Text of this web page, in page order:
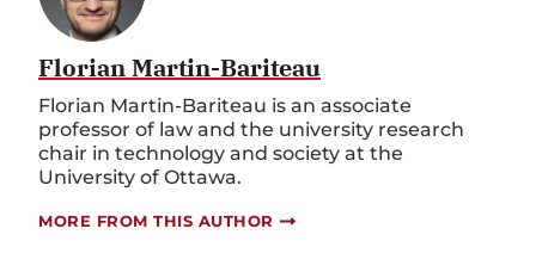
Florian Martin-Bariteau
Florian Martin-Bariteau is an associate
professor of law and the university research
chair in technology and society at the
University of Ottawa.
MORE FROM THIS AUTHOR